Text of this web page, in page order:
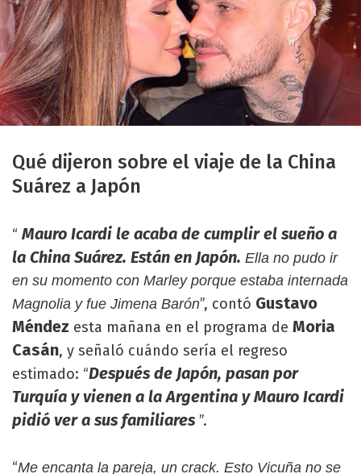
Qué dijeron sobre el viaje de la China
Suárez a Japón
“ Mauro Icardi le acaba de cumplir el sueño a
la China Suárez. Están en Japón. Ella no pudo ir
en su momento con Marley porque estaba internada
Magnolia y fue Jimena Barón”, contó Gustavo
Méndez esta mañana en el programa de Moria
Casán, y señaló cuándo sería el regreso
estimado: “Después de Japón, pasan por
Turquía y vienen a la Argentina y Mauro Icardi
pidió ver a sus familiares ”.
“Me encanta la pareja, un crack. Esto Vicuña no se